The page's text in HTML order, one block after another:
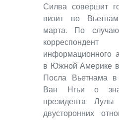
Силва совершит
визит во
марта. По
корреспондент
информационного
в Южной Америке
Посла Вьетнама
Ван Нгьи о
президента
двусторонних